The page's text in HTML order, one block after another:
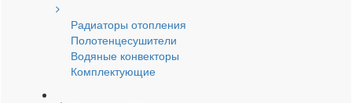
Радиаторы отопления
Полотенцесушители
Водяные конвекторы
Комплектующие